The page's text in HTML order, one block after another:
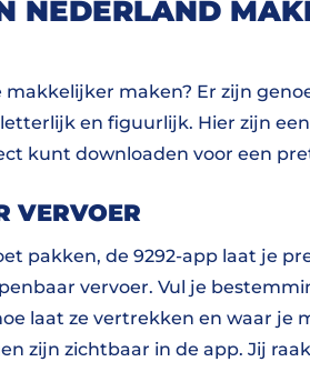
NEDERLAND
maken? Er zijn
en figuurlijk. Hier zijn
kunt downloaden voor een
VERVOER
pakken, de 9292-app laat je
vervoer. Vul je
laat ze vertrekken en waar je
zijn zichtbaar in de app. Jij